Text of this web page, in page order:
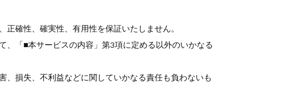
確性、確実性、有用性を保証いたしません。
、「■本サービスの内容」第3項に定める以外のいかなる
、損失、不利益などに関していかなる責任も負わないも